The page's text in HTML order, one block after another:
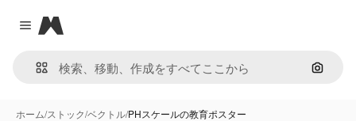
Close menu
Magnific
画像で
ホーム/ストック/ベクトル/PHスケールの教育ポスター